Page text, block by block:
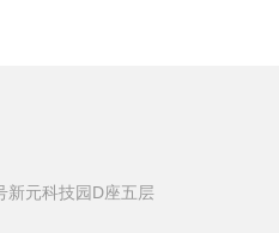
新元科技园D座五层